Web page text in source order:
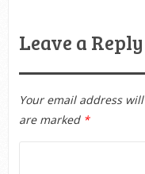
Leave a Reply
Your email address
are marked *